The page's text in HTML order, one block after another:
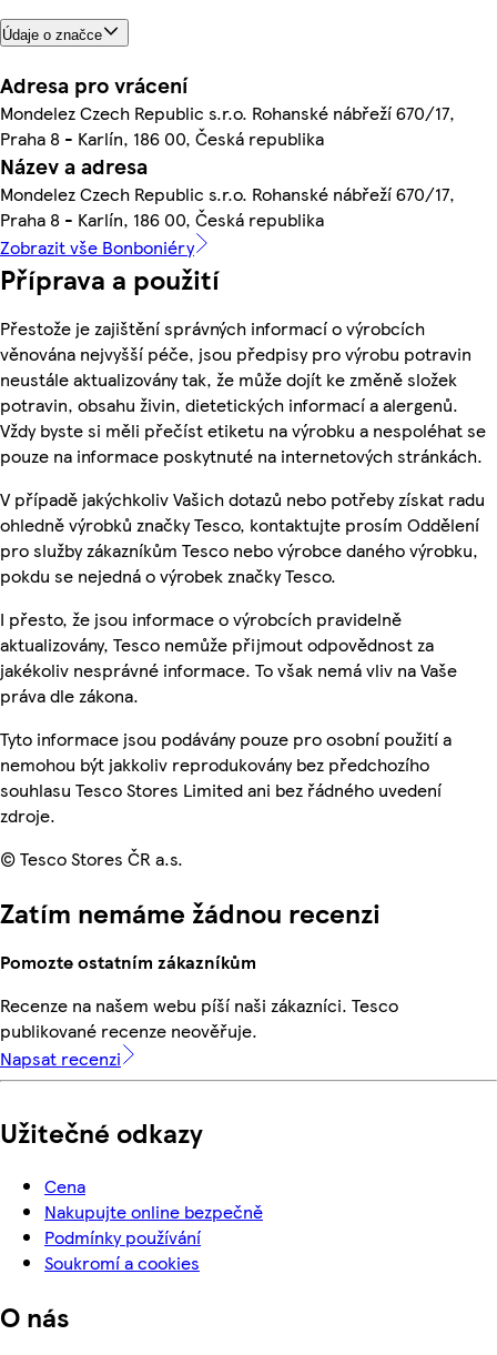
Údaje o značce
Adresa pro vrácení
Mondelez Czech Republic s.r.o. Rohanské nábřeží 670/17,
Praha 8 - Karlín, 186 00, Česká republika
Název a adresa
Mondelez Czech Republic s.r.o. Rohanské nábřeží 670/17,
Praha 8 - Karlín, 186 00, Česká republika
Zobrazit vše Bonboniéry
Příprava a použití
Přestože je zajištění správných informací o výrobcích
věnována nejvyšší péče, jsou předpisy pro výrobu potravin
neustále aktualizovány tak, že může dojít ke změně složek
potravin, obsahu živin, dietetických informací a alergenů.
Vždy byste si měli přečíst etiketu na výrobku a nespoléhat se
pouze na informace poskytnuté na internetových stránkách.
V případě jakýchkoliv Vašich dotazů nebo potřeby získat radu
ohledně výrobků značky Tesco, kontaktujte prosím Oddělení
pro služby zákazníkům Tesco nebo výrobce daného výrobku,
pokdu se nejedná o výrobek značky Tesco.
I přesto, že jsou informace o výrobcích pravidelně
aktualizovány, Tesco nemůže přijmout odpovědnost za
jakékoliv nesprávné informace. To však nemá vliv na Vaše
práva dle zákona.
Tyto informace jsou podávány pouze pro osobní použití a
nemohou být jakkoliv reprodukovány bez předchozího
souhlasu Tesco Stores Limited ani bez řádného uvedení
zdroje.
© Tesco Stores ČR a.s.
Zatím nemáme žádnou recenzi
Pomozte ostatním zákazníkům
Recenze na našem webu píší naši zákazníci. Tesco
publikované recenze neověřuje.
Napsat recenzi
Užitečné odkazy
Cena
Nakupujte online bezpečně
Podmínky používání
Soukromí a cookies
O nás